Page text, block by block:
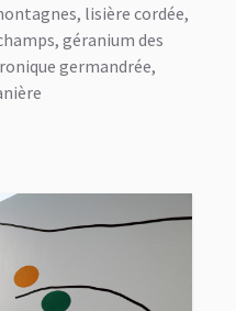
lisière cordée,
géranium des
germandrée,